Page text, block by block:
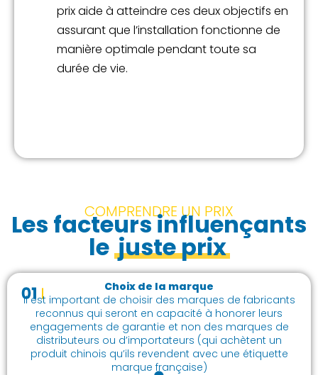
prix aide à atteindre ces deux objectifs en
assurant que l’installation fonctionne de
manière optimale pendant toute sa
durée de vie.
COMPRENDRE UN PRIX
Les facteurs influençants
le juste prix
Choix de la marque
Il est important de choisir des marques de fabricants
reconnus qui seront en capacité à honorer leurs
engagements de garantie et non des marques de
distributeurs ou d’importateurs (qui achètent un
produit chinois qu’ils revendent avec une étiquette
marque française)